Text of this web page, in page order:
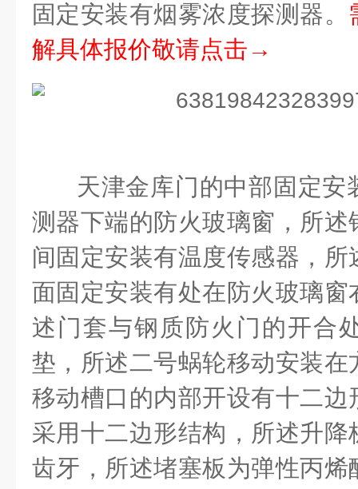
固定安装有烟雾浓度探测器。
解具体报价敬请点击→
天津金库门的中部固定安
测器下端的防火玻璃窗，所
间固定安装有温度传感器，
面固定安装有处在防火玻璃
述门套与钢质防火门的开合
垫，所述二号蜗轮移动安装
移动槽口的内部开设有十二
采用十二边形结构，所述升
齿牙，所述堵塞板为弹性丙